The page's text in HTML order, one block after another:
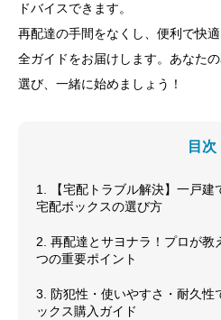
ドバイスできます。
再配達の手間をなくし、便利で快
全ガイドをお届けします。あなた
選び、一緒に始めましょう！
目次
1. 【宅配トラブル解決】一戸建
宅配ボックスの選び方
2. 再配達とサヨナラ！プロが教
つの重要ポイント
3. 防犯性・使いやすさ・耐久性
ックス購入ガイド